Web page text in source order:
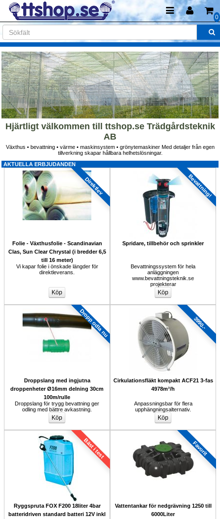
0
Hjärtligt välkommen till ttshop.se Trädgårdsteknik
AB
Växthus • bevattning • värme • maskinsystem • grönytemaskiner Med detaljer från egen
tillverkning skapar hållbara helhetslösningar.
AKTUELLA ERBJUDANDEN
Direktlev
Folie - Växthusfolie - Scandinavian
Clas, Sun Clear Chrystal (i bredder 6,5
till 16 meter)
Vi kapar folie i önskade längder för
direktleverans.
Bevattning!
Spridare, tillbehör och sprinkler
Bevattningssystem för hela
anläggningen
www.bevattningsteknik.se
projekterar
Dropp odla nu
Droppslang med ingjutna
droppenheter Ø16mm delning 30cm
100m/rulle
Droppslang för trygg bevattning ger
odling med bättre avkastning.
3990.-
Cirkulationsfläkt kompakt ACF21 3-fas
4978m³/h
Anpassningsbar för flera
upphängningsalternativ.
Bäst i test
Ryggspruta FOX F200 18liter 4bar
batteridriven standard batteri 12V inkl
Favorit
Vattentankar för nedgrävning 1250 till
6000Liter